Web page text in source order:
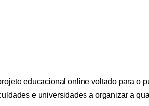
educacional online voltado para o
e universidades a organizar a